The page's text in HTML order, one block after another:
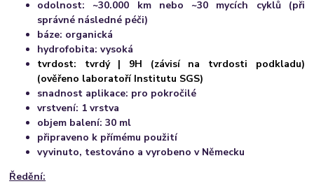
odolnost: ~30.000 km nebo ~30 mycích cyklů (při
správné následné péči)
báze: organická
hydrofobita: vysoká
tvrdost: tvrdý | 9H (závisí na tvrdosti podkladu)
(ověřeno laboratoří Institutu SGS)
snadnost aplikace: pro pokročilé
vrstvení: 1 vrstva
objem balení: 30 ml
připraveno k přímému použití
vyvinuto, testováno a vyrobeno v Německu
Ředění: